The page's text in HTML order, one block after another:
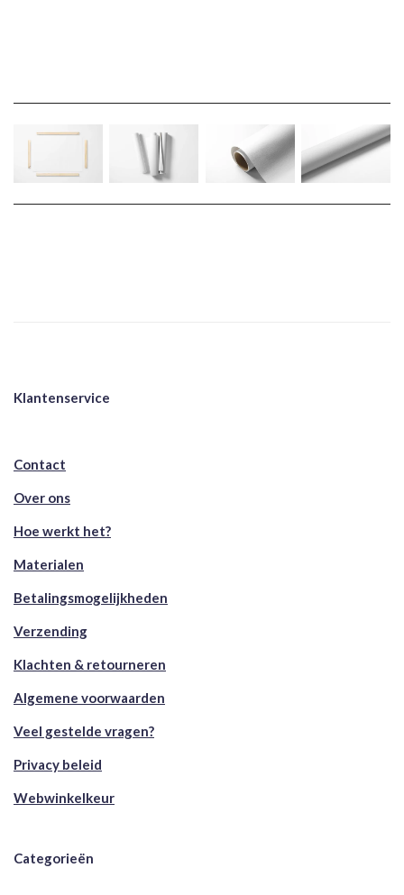
Klantenservice
Contact
Over ons
Hoe werkt het?
Materialen
Betalingsmogelijkheden
Verzending
Klachten & retourneren
Algemene voorwaarden
Veel gestelde vragen?
Privacy beleid
Webwinkelkeur
Categorieën